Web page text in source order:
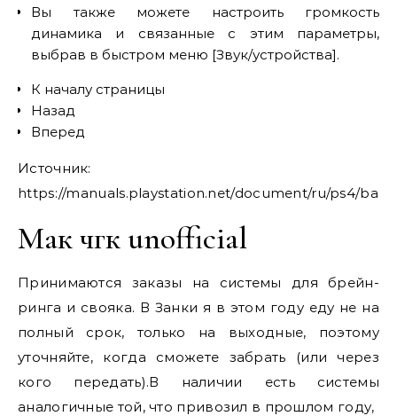
Вы также можете настроить громкость
динамика и связанные с этим параметры,
выбрав в быстром меню [Звук/устройства].
К началу страницы
Назад
Вперед
Источник:
https://manuals.playstation.net/document/ru/ps4/
Мак чгк unofficial
Принимаются заказы на системы для брейн-
ринга и свояка. В Занки я в этом году еду не на
полный срок, только на выходные, поэтому
уточняйте, когда сможете забрать (или через
кого передать).В наличии есть системы
аналогичные той, что привозил в прошлом году,